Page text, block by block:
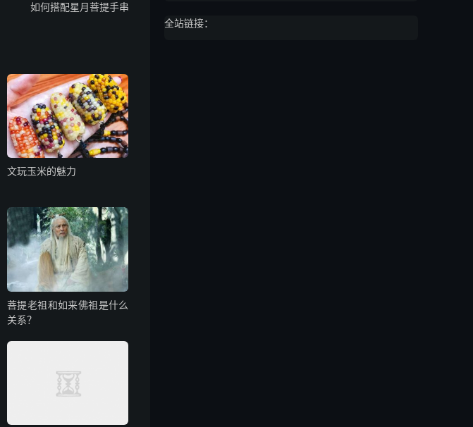
如何搭配星月菩提手串
文玩玉米的魅力
菩提老祖和如来佛祖是什么
关系？
全站链接：